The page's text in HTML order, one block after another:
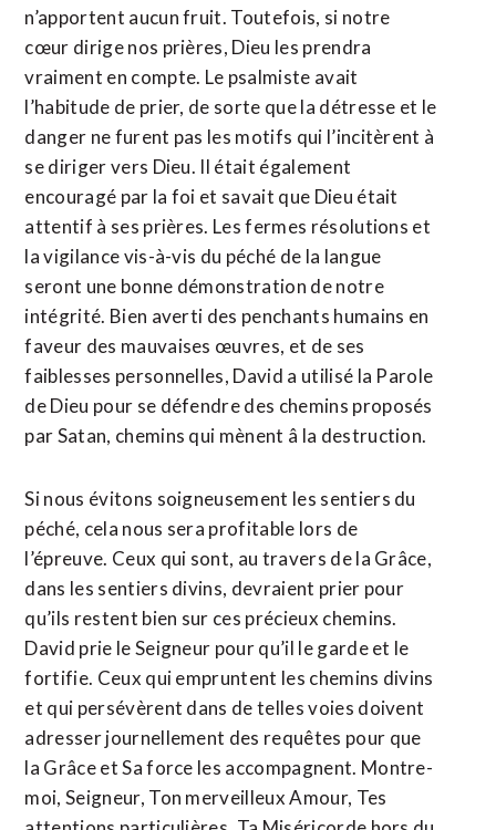
n’apportent aucun fruit. Toutefois, si notre
cœur dirige nos prières, Dieu les prendra
vraiment en compte. Le psalmiste avait
l’habitude de prier, de sorte que la détresse et le
danger ne furent pas les motifs qui l’incitèrent à
se diriger vers Dieu. Il était également
encouragé par la foi et savait que Dieu était
attentif à ses prières. Les fermes résolutions et
la vigilance vis-à-vis du péché de la langue
seront une bonne démonstration de notre
intégrité. Bien averti des penchants humains en
faveur des mauvaises œuvres, et de ses
faiblesses personnelles, David a utilisé la Parole
de Dieu pour se défendre des chemins proposés
par Satan, chemins qui mènent â la destruction.
Si nous évitons soigneusement les sentiers du
péché, cela nous sera profitable lors de
l’épreuve. Ceux qui sont, au travers de la Grâce,
dans les sentiers divins, devraient prier pour
qu’ils restent bien sur ces précieux chemins.
David prie le Seigneur pour qu’il le garde et le
fortifie. Ceux qui empruntent les chemins divins
et qui persévèrent dans de telles voies doivent
adresser journellement des requêtes pour que
la Grâce et Sa force les accompagnent. Montre-
moi, Seigneur, Ton merveilleux Amour, Tes